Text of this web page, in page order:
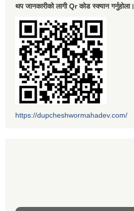
थप जानकारीको लागी Qr कोड स्क्यान गर्नुहोला।
https://dupcheshwormahadev.com/